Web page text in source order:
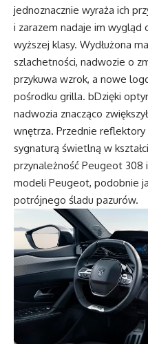
jednoznacznie wyraża ich
i zarazem nadaje im wygląd
wyższej klasy. Wydłużona
szlachetności, nadwozie o
przykuwa wzrok, a nowe
pośrodku grilla. bDzięki
nadwozia znacząco
wnętrza. Przednie
sygnaturą świetlną w
przynależność Peugeot
modeli Peugeot, podobnie
potrójnego śladu pazurów.